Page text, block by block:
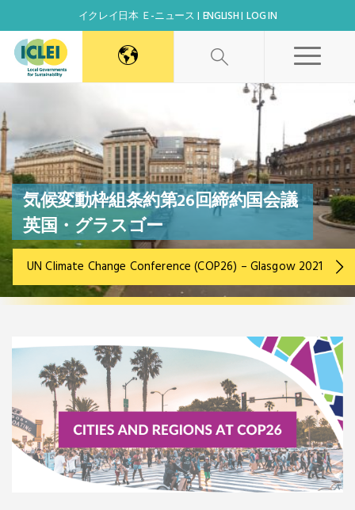
イクレイ日本 Ｅ-ニュース ENGLISH LOG IN
Africa Secretariat
Canada Office
East Asia Secretariat
Korea Office
Kaohsiung Capacity Center
Mexico, Central America and Caribbean
Secretariat
Southeast Asia Secretariat
気候変動枠組条約第26回締約国会議
英国・グラスゴー
UN Climate Change Conference (COP26) – Glasgow 2021